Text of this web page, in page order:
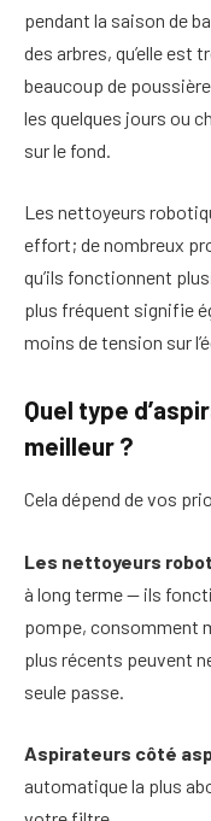
pendant la saison de
des arbres, qu’elle est
beaucoup de
les quelques jours ou
sur le fond.
Les nettoyeurs
effort; de nombreux
qu’ils fonctionnent
plus fréquent signifie
moins de tension sur
Quel type
meilleur ?
Cela dépend de vos
Les nettoyeurs
à long terme — ils
pompe, consomment
plus récents peuvent
seule passe.
Aspirateurs côté
automatique la plus